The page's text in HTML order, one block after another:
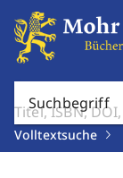
Suchbegriff
Volltextsuche